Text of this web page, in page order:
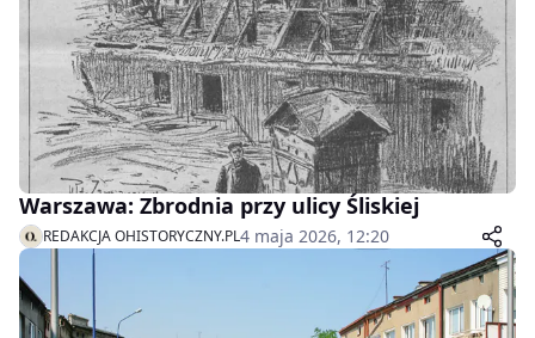
Warszawa: Zbrodnia przy ulicy Śliskiej
REDAKCJA OHISTORYCZNY.PL4 maja 2026, 12:20